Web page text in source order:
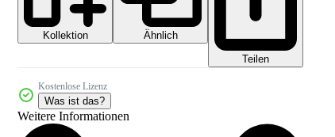
Kollektion
Ähnlich
Teilen
Kostenlose Lizenz
Was ist das?
Weitere Informationen